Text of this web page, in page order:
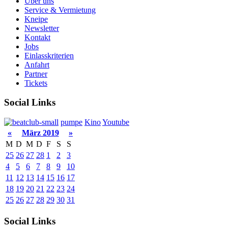
Service & Vermietung
Kneipe
Newsletter
Kontakt
Jobs
Einlasskriterien
Anfahrt
Partner
Tickets
Social Links
pumpe KinoYoutube
«
März 2019
»
M D M D F S
S
25 26 27 28 1 2
3
4
5 6 7 8 9
10
11 12 13 14 15 16 17
18 19 20 21 22 23 24
25 26 27 28 29 30 31
Social Links